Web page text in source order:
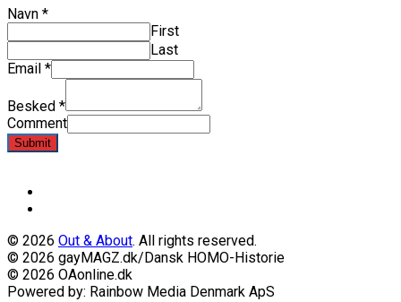
Navn *
First
Last
Email *
Besked *
Comment
Submit
© 2026 Out & About. All rights reserved.
© 2026 gayMAGZ.dk/Dansk HOMO-Historie
© 2026 OAonline.dk
Powered by: Rainbow Media Denmark ApS